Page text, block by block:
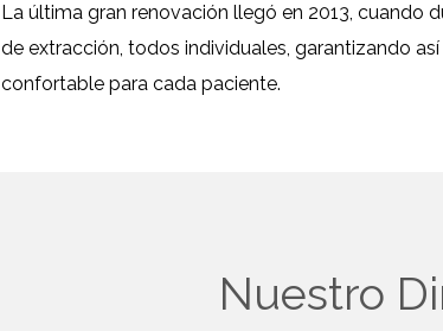
La última gran renovación llegó en 2013, cuando
de extracción, todos individuales, garantizando
confortable para cada paciente.
Nuestro